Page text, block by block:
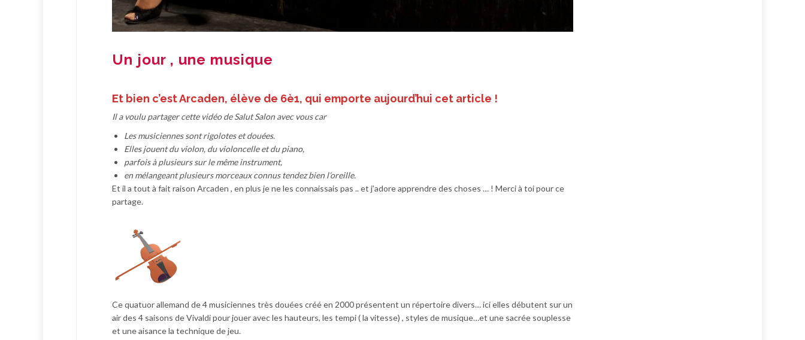
Un jour , une musique
Et bien c’est Arcaden, élève de 6è1, qui emporte aujourd’hui cet article !
Il a voulu partager cette vidéo de Salut Salon avec vous car
Les musiciennes sont rigolotes et douées.
Elles jouent du violon, du violoncelle et du piano,
parfois à plusieurs sur le même instrument,
en mélangeant plusieurs morceaux connus tendez bien l’oreille.
Et il a tout à fait raison Arcaden , en plus je ne les connaissais pas .. et j’adore apprendre des choses … ! Merci à toi pour ce
partage.
Ce quatuor allemand de 4 musiciennes très douées créé en 2000 présentent un répertoire divers… ici elles débutent sur un
air des 4 saisons de Vivaldi pour jouer avec les hauteurs, les tempi ( la vitesse) , styles de musique…et une sacrée souplesse
et une aisance la technique de jeu.